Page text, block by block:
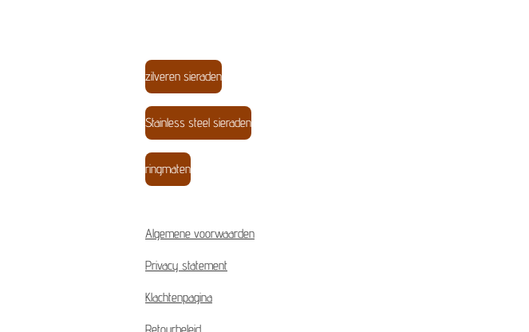
zilveren sieraden
Stainless steel sieraden
ringmaten
Algemene voorwaarden
Privacy statement
Klachtenpagina